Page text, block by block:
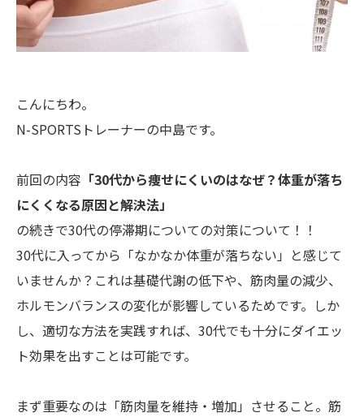
こんにちわ。
N-SPORTSトレーナーの中島です。
前回の内容 「30代から痩せにくいのはなぜ？体重が落ち
にくくなる原因と解決法」
の続きで30代の停滞期についての対策について！！
30代に入ってから「なかなか体重が落ちない」と感じて
いませんか？これは基礎代謝の低下や、筋肉量の減少、
ホルモンバランスの変化が影響しているためです。しか
し、適切な方法を実践すれば、30代でも十分にダイエッ
ト効果を出すことは可能です。
まず重要なのは「筋肉量を維持・増加」させること。筋